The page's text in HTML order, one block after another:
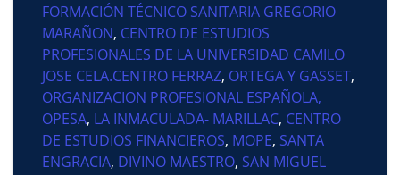
FORMACIÓN TÉCNICO SANITARIA GREGORIO
MARAÑON, CENTRO DE ESTUDIOS
PROFESIONALES DE LA UNIVERSIDAD CAMILO
JOSE CELA.CENTRO FERRAZ, ORTEGA Y GASSET,
ORGANIZACION PROFESIONAL ESPAÑOLA,
OPESA, LA INMACULADA- MARILLAC, CENTRO
DE ESTUDIOS FINANCIEROS, MOPE, SANTA
ENGRACIA, DIVINO MAESTRO, SAN MIGUEL